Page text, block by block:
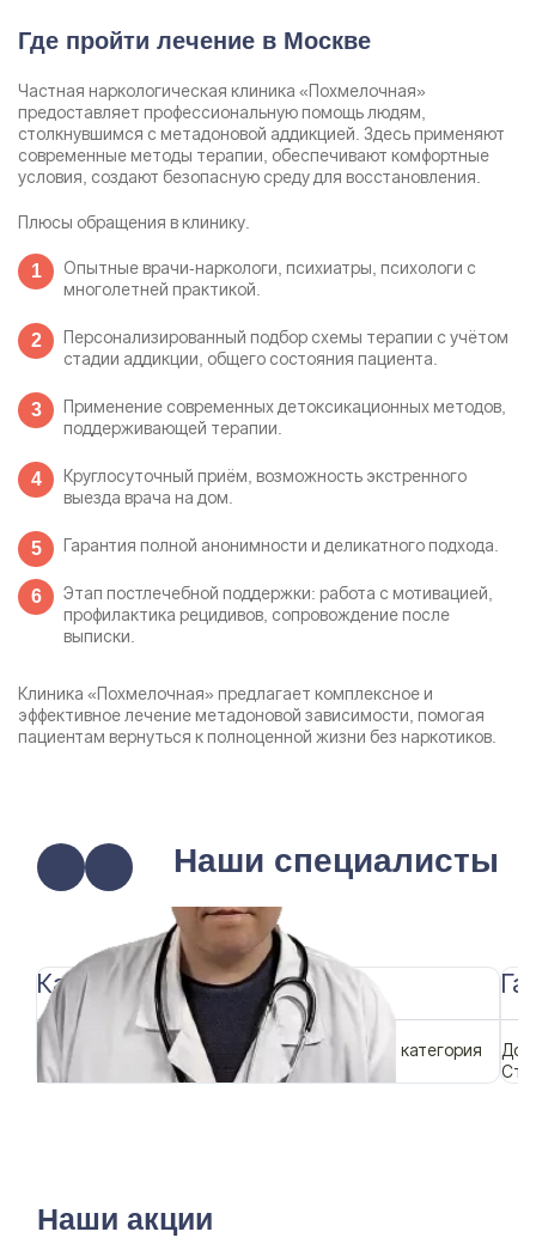
Где пройти лечение в Москве
Частная наркологическая клиника «Похмелочная»
предоставляет профессиональную помощь людям,
столкнувшимся с метадоновой аддикцией. Здесь применяют
современные методы терапии, обеспечивают комфортные
условия, создают безопасную среду для восстановления.
Плюсы обращения в клинику.
Опытные врачи-наркологи, психиатры, психологи с
многолетней практикой.
Персонализированный подбор схемы терапии с учётом
стадии аддикции, общего состояния пациента.
Применение современных детоксикационных методов,
поддерживающей терапии.
Круглосуточный приём, возможность экстренного
выезда врача на дом.
Гарантия полной анонимности и деликатного подхода.
Этап постлечебной поддержки: работа с мотивацией,
профилактика рецидивов, сопровождение после
выписки.
Клиника «Похмелочная» предлагает комплексное и
эффективное лечение метадоновой зависимости, помогая
пациентам вернуться к полноценной жизни без наркотиков.
Наши специалисты
Каримов Равиль Рамилович
Должность:
Главный врач, терапевт, высшая категория
Стаж:
Наши акции